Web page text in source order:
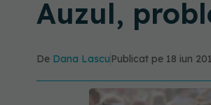
Auzul,
De Dana Lascu Publicat pe 18 iun